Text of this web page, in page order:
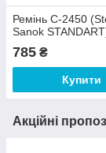
Ремінь С-2450
Sanok
785 ₴
Купити
Акційні